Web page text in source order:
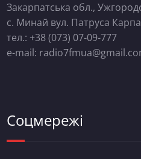
Закарпатська обл.,
с. Минай вул. Патруса
тел.: +38 (073) 07-09-777
e-mail:
Соцмережі